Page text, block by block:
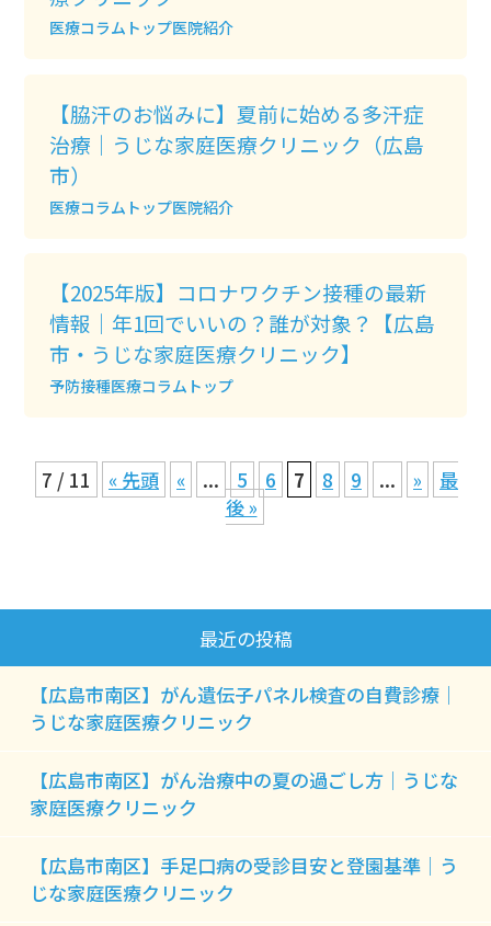
医療コラムトップ医院紹介
【脇汗のお悩みに】夏前に始める多汗症
治療｜うじな家庭医療クリニック（広島
市）
医療コラムトップ医院紹介
【2025年版】コロナワクチン接種の最新
情報｜年1回でいいの？誰が対象？【広島
市・うじな家庭医療クリニック】
予防接種医療コラムトップ
7 / 11 « 先頭 « ... 5 6 7 8 9 ... »
最
後 »
最近の投稿
【広島市南区】がん遺伝子パネル検査の自費診療｜
うじな家庭医療クリニック
【広島市南区】がん治療中の夏の過ごし方｜うじな
家庭医療クリニック
【広島市南区】手足口病の受診目安と登園基準｜う
じな家庭医療クリニック